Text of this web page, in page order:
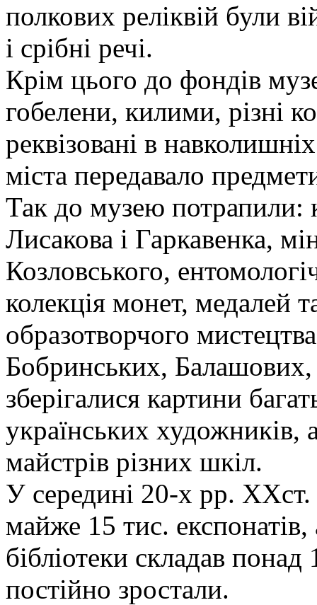
полкових реліквій були
і срібні речі.
Крім цього до фондів
гобелени, килими, різні
реквізовані в
міста передавало
Так до музею потрапили:
Лисакова і Гаркавенка,
Козловського,
колекція монет, медалей
образотворчого
Бобринських,
зберігалися картини
українських художників,
майстрів різних шкіл.
У середині 20-х рр. ХХст.
майже 15 тис.
бібліотеки складав
постійно зростали.